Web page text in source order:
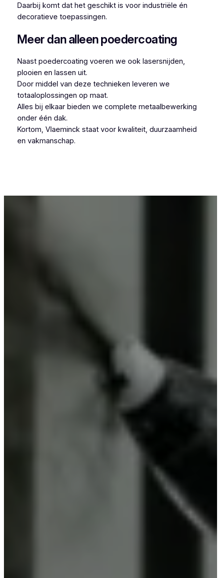
Daarbij komt dat het geschikt is voor industriële én
decoratieve toepassingen.
Meer dan alleen poedercoating
Naast poedercoating voeren we ook lasersnijden,
plooien en lassen uit.
Door middel van deze technieken leveren we
totaaloplossingen op maat.
Alles bij elkaar bieden we complete metaalbewerking
onder één dak.
Kortom, Vlaeminck staat voor kwaliteit, duurzaamheid
en vakmanschap.